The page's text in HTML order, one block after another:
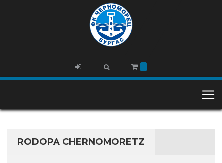
RODOPA CHERNOMORETZ